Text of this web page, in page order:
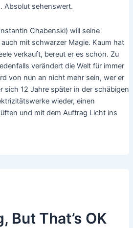
Absolut sehenswert.
Chabenski) will seine
mit schwarzer Magie. Kaum hat
verkauft, bereut er es schon. Zu
verändert die Welt für immer
von nun an nicht mehr sein, wer er
sich 12 Jahre später in der schäbigen
wieder, einen
und mit dem Auftrag Licht ins
But That’s OK